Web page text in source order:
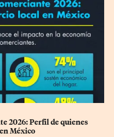
2026: Perfil de quienes
México